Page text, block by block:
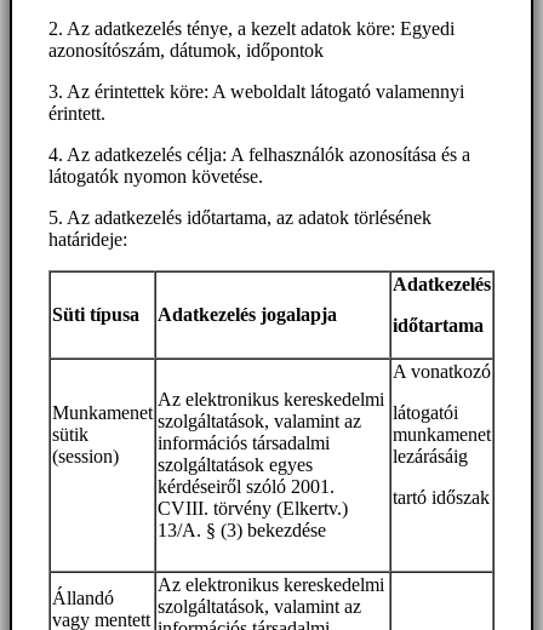
2. Az adatkezelés ténye, a kezelt adatok köre: Egyedi
azonosítószám, dátumok, időpontok
3. Az érintettek köre: A weboldalt látogató valamennyi
érintett.
4. Az adatkezelés célja: A felhasználók azonosítása és a
látogatók nyomon követése.
5. Az adatkezelés időtartama, az adatok törlésének
határideje:
Süti típusa Adatkezelés jogalapja
Adatkezelés
időtartama
Munkamenet
sütik
(session)
Az elektronikus kereskedelmi
szolgáltatások, valamint az
információs társadalmi
szolgáltatások egyes
kérdéseiről szóló 2001.
CVIII. törvény (Elkertv.)
13/A. § (3) bekezdése
A vonatkozó
látogatói
munkamenet
lezárásáig
tartó időszak
Állandó
vagy mentett
Az elektronikus kereskedelmi
szolgáltatások, valamint az